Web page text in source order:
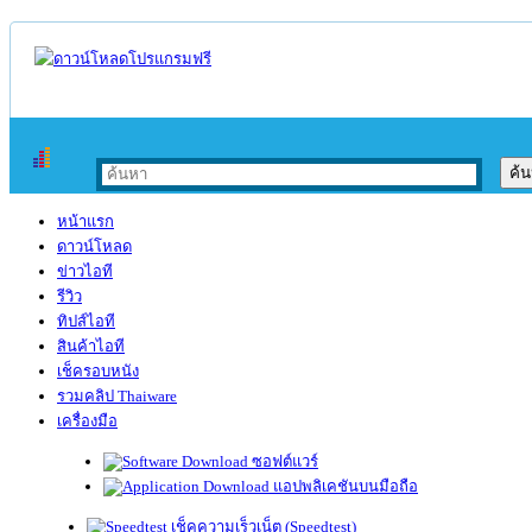
หน้าแรก
ดาวน์โหลด
ข่าวไอที
รีวิว
ทิปส์ไอที
สินค้าไอที
เช็ครอบหนัง
รวมคลิป Thaiware
เครื่องมือ
ซอฟต์แวร์
แอปพลิเคชันบนมือถือ
เช็คความเร็วเน็ต (Speedtest)